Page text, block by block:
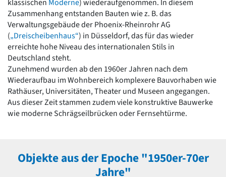
Römische Antike
Über uns
Über baukunst-nrw
Fachbeirat
Freunde & Förderer
Kontakt
Impressum
Datenschutz
Suchbegriff eingeben
klassischen Moderne) wiederaufgenommen. In diesem
Zusammenhang entstanden Bauten wie z. B. das
Verwaltungsgebäude der Phoenix-Rheinrohr AG
(„Dreischeibenhaus“) in Düsseldorf, das für das wieder
erreichte hohe Niveau des internationalen Stils in
Deutschland steht.
Zunehmend wurden ab den 1960er Jahren nach dem
Wiederaufbau im Wohnbereich komplexere Bauvorhaben wie
Rathäuser, Universitäten, Theater und Museen angegangen.
Aus dieser Zeit stammen zudem viele konstruktive Bauwerke
wie moderne Schrägseilbrücken oder Fernsehtürme.
Objekte aus der Epoche "1950er-70er
Jahre"